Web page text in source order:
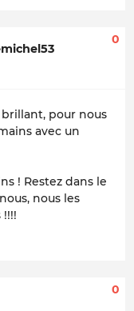
0
brillant, pour nous
avec un
! Restez dans le
nous les
0